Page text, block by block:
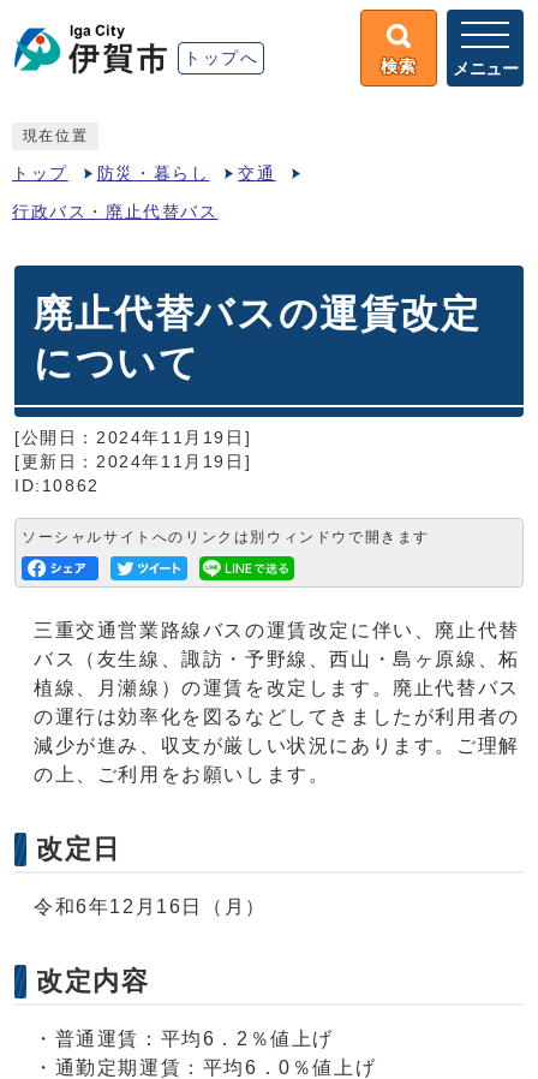
トップへ 検索 メニュー
現在位置
トップ 防災・暮らし 交通
行政バス・廃止代替バス
廃止代替バスの運賃改定
について
[公開日：2024年11月19日]
[更新日：2024年11月19日]
ID:10862
ソーシャルサイトへのリンクは別ウィンドウで開きます
三重交通営業路線バスの運賃改定に伴い、廃止代替
バス（友生線、諏訪・予野線、西山・島ヶ原線、柘
植線、月瀬線）の運賃を改定します。廃止代替バス
の運行は効率化を図るなどしてきましたが利用者の
減少が進み、収支が厳しい状況にあります。ご理解
の上、ご利用をお願いします。
改定日
令和6年12月16日（月）
改定内容
・普通運賃：平均6．2％値上げ
・通勤定期運賃：平均6．0％値上げ